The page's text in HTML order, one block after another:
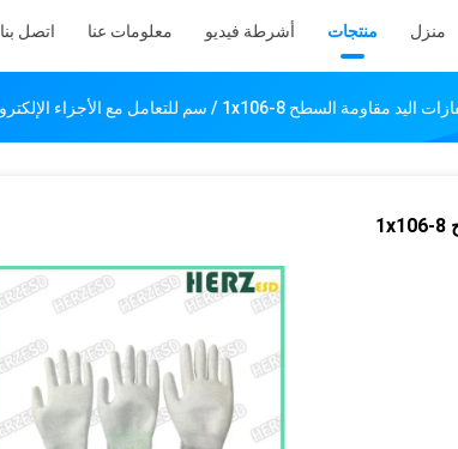
منزل منتجات أشرطة فيديو معلومات عنا اتصل بنا
ESD نايلون قفاز ESD قفازات اليد مقاومة السطح 1x106-8